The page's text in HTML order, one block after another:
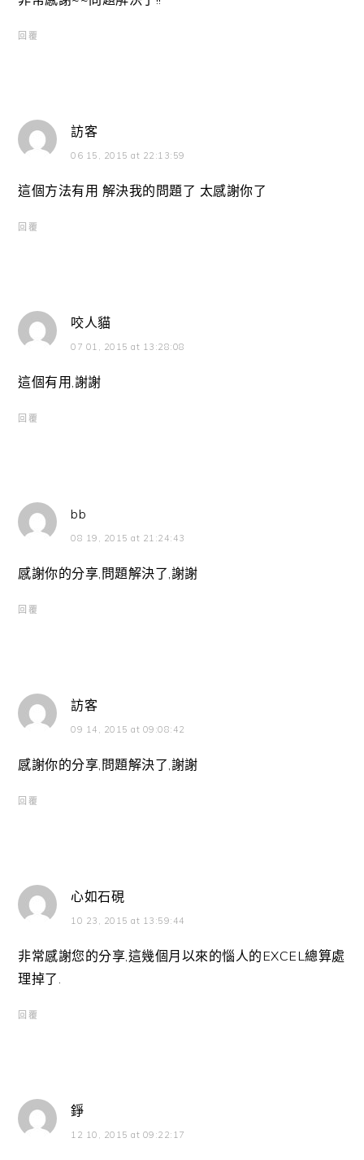
回覆
訪客
06 15, 2015 at 22:13:59
這個方法有用 解決我的問題了 太感謝你了
回覆
咬人貓
07 01, 2015 at 13:28:08
這個有用,謝謝
回覆
bb
08 19, 2015 at 21:24:43
感謝你的分享,問題解決了,謝謝
回覆
訪客
09 14, 2015 at 09:08:42
感謝你的分享,問題解決了,謝謝
回覆
心如石硯
10 23, 2015 at 13:59:44
非常感謝您的分享,這幾個月以來的惱人的EXCEL總算處
理掉了.
回覆
錚
12 10, 2015 at 09:22:17